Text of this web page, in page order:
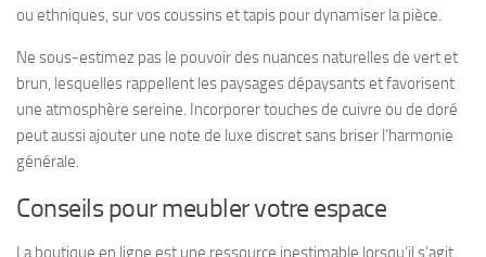
ou ethniques, sur vos coussins et tapis pour dynamiser la pièce.
Ne sous-estimez pas le pouvoir des nuances naturelles de vert et
brun, lesquelles rappellent les paysages dépaysants et favorisent
une atmosphère sereine. Incorporer touches de cuivre ou de doré
peut aussi ajouter une note de luxe discret sans briser l’harmonie
générale.
Conseils pour meubler votre espace
La boutique en ligne est une ressource inestimable lorsqu’il s’agit